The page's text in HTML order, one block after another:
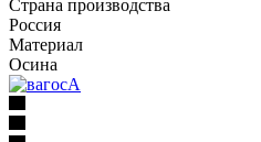
Страна производства
Россия
Материал
Осина